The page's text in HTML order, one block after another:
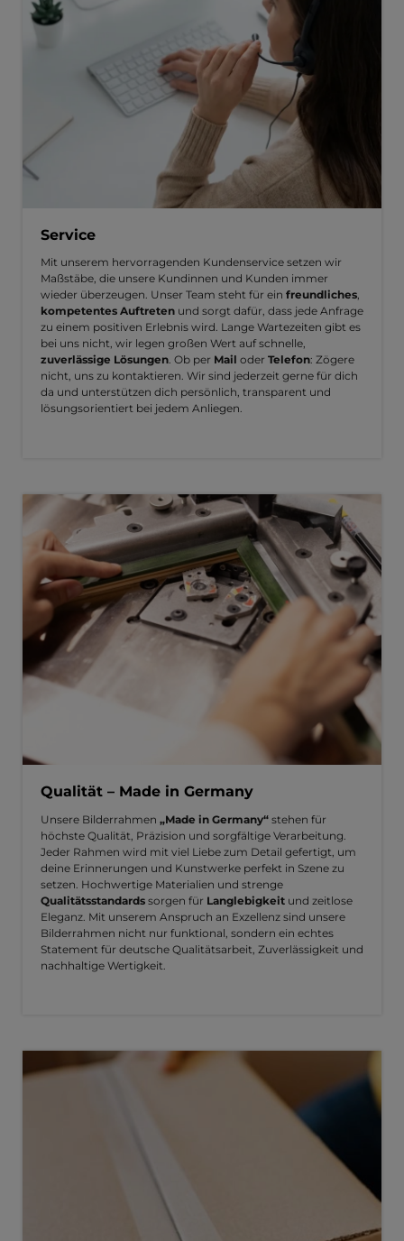
Service
Mit unserem hervorragenden Kundenservice setzen wir
Maßstäbe, die unsere Kundinnen und Kunden immer
wieder überzeugen. Unser Team steht für ein freundliches,
kompetentes Auftreten und sorgt dafür, dass jede Anfrage
zu einem positiven Erlebnis wird. Lange Wartezeiten gibt es
bei uns nicht, wir legen großen Wert auf schnelle,
zuverlässige Lösungen. Ob per Mail oder Telefon: Zögere
nicht, uns zu kontaktieren. Wir sind jederzeit gerne für dich
da und unterstützen dich persönlich, transparent und
lösungsorientiert bei jedem Anliegen.
Qualität – Made in Germany
Unsere Bilderrahmen „Made in Germany“ stehen für
höchste Qualität, Präzision und sorgfältige Verarbeitung.
Jeder Rahmen wird mit viel Liebe zum Detail gefertigt, um
deine Erinnerungen und Kunstwerke perfekt in Szene zu
setzen. Hochwertige Materialien und strenge
Qualitätsstandards sorgen für Langlebigkeit und zeitlose
Eleganz. Mit unserem Anspruch an Exzellenz sind unsere
Bilderrahmen nicht nur funktional, sondern ein echtes
Statement für deutsche Qualitätsarbeit, Zuverlässigkeit und
nachhaltige Wertigkeit.